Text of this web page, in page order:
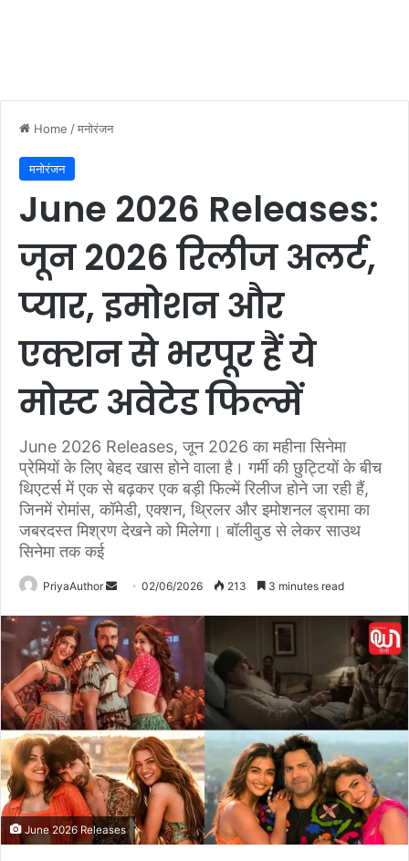
Home /मनोरंजन
मनोरंजन
June 2026 Releases:
जून 2026 रिलीज अलर्ट,
प्यार, इमोशन और
एक्शन से भरपूर हैं ये
मोस्ट अवेटेड फिल्में
June 2026 Releases, जून 2026 का महीना सिनेमा
प्रेमियों के लिए बेहद खास होने वाला है। गर्मी की छुट्टियों के बीच
थिएटर्स में एक से बढ़कर एक बड़ी फिल्में रिलीज होने जा रही हैं,
जिनमें रोमांस, कॉमेडी, एक्शन, थ्रिलर और इमोशनल ड्रामा का
जबरदस्त मिश्रण देखने को मिलेगा। बॉलीवुड से लेकर साउथ
सिनेमा तक कई
PriyaAuthor
n
d
a
n
e
m
a
i
l
02/06/2026 213 3 minutes read
June 2026 Releases